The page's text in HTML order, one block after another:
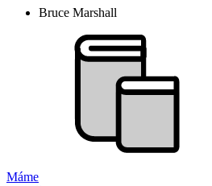
Bruce Marshall
Máme